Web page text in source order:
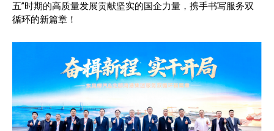
五”时期的高质量发展贡献坚实的国企力量，携手书写服务双
循环的新篇章！